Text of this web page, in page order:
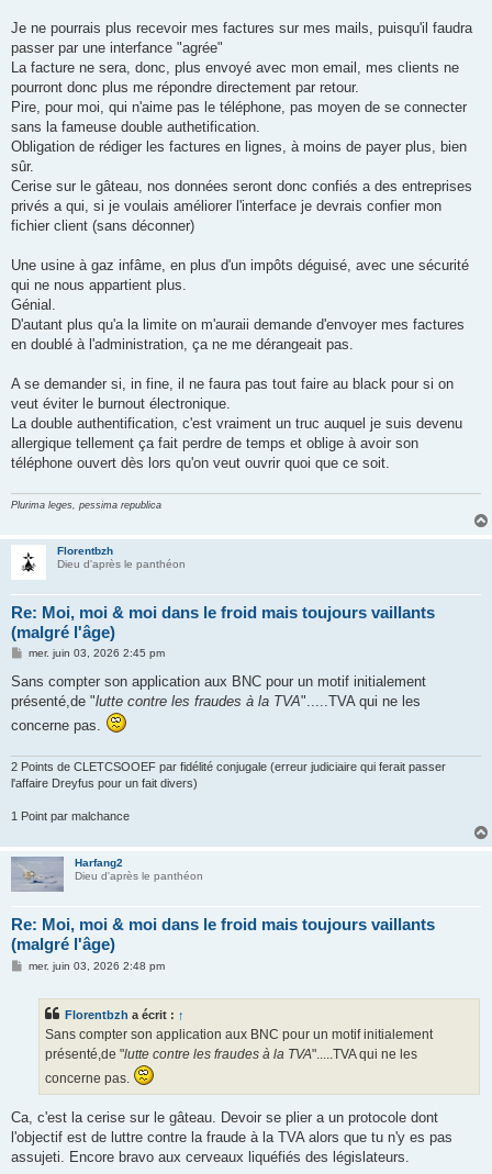
Je ne pourrais plus recevoir mes factures sur mes mails, puisqu'il faudra
passer par une interfance "agrée"
La facture ne sera, donc, plus envoyé avec mon email, mes clients ne
pourront donc plus me répondre directement par retour.
Pire, pour moi, qui n'aime pas le téléphone, pas moyen de se connecter
sans la fameuse double authetification.
Obligation de rédiger les factures en lignes, à moins de payer plus, bien
sûr.
Cerise sur le gâteau, nos données seront donc confiés a des entreprises
privés a qui, si je voulais améliorer l'interface je devrais confier mon
fichier client (sans déconner)
Une usine à gaz infâme, en plus d'un impôts déguisé, avec une sécurité
qui ne nous appartient plus.
Génial.
D'autant plus qu'a la limite on m'auraii demande d'envoyer mes factures
en doublé à l'administration, ça ne me dérangeait pas.
A se demander si, in fine, il ne faura pas tout faire au black pour si on
veut éviter le burnout électronique.
La double authentification, c'est vraiment un truc auquel je suis devenu
allergique tellement ça fait perdre de temps et oblige à avoir son
téléphone ouvert dès lors qu'on veut ouvrir quoi que ce soit.
Plurima leges, pessima republica
Florentbzh
Dieu d'après le panthéon
Re: Moi, moi & moi dans le froid mais toujours vaillants
(malgré l'âge)
M
s
a
e
mer. juin 03, 2026 2:45 pm
Sans compter son application aux BNC pour un motif initialement
présenté,de "lutte contre les fraudes à la TVA".....TVA qui ne les
concerne pas.
2 Points de CLETCSOOEF par fidélité conjugale (erreur judiciaire qui ferait passer
l'affaire Dreyfus pour un fait divers)
1 Point par malchance
Harfang2
Dieu d'après le panthéon
Re: Moi, moi & moi dans le froid mais toujours vaillants
(malgré l'âge)
Mmer. juin 03, 2026 2:48 pm
Florentbzh a écrit : ↑
Sans compter son application aux BNC pour un motif initialement
présenté,de "lutte contre les fraudes à la TVA".....TVA qui ne les
concerne pas.
Ca, c'est la cerise sur le gâteau. Devoir se plier a un protocole dont
l'objectif est de luttre contre la fraude à la TVA alors que tu n'y es pas
assujeti. Encore bravo aux cerveaux liquéfiés des législateurs.